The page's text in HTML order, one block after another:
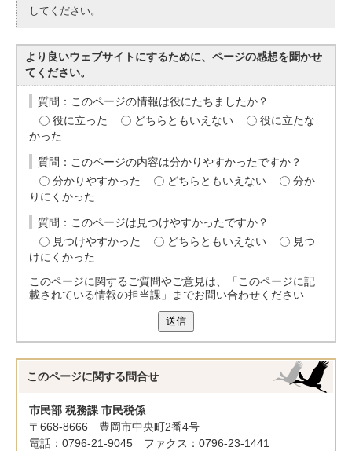
してください。
より良いウェブサイトにするために、ページの感想を聞かせ
てください。
質問：このページの情報は役にたちましたか？
役に立った
どちらともいえない
役に立たな
かった
質問：このページの内容は分かりやすかったですか？
分かりやすかった
どちらともいえない
分か
りにくかった
質問：このページは見つけやすかったですか？
見つけやすかった
どちらともいえない
見つ
けにくかった
このページに関するご質問やご意見は、「このページに記
載されている情報の担当課」までお問い合わせください
送信
このページに関する 問合せ
市民部 税務課 市民税係
〒668-8666 豊岡市中央町2番4号
電話：0796-21-9045 ファクス：0796-23-1441